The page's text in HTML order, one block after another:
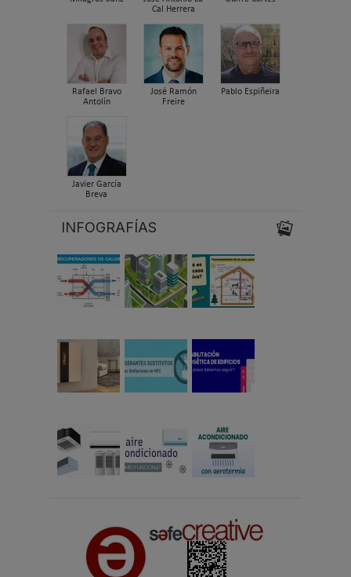
Cal Herrera
Rafael Bravo
Antolín
José Ramón
Freire
Pablo Espiñeira
Javier García
Breva
INFOGRAFÍAS